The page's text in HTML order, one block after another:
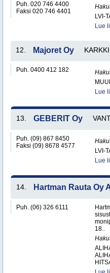
Puh. 020 746 4400
Faksi 020 746 4401
LVI-
Lue
12. Majoret Oy
Puh. 0400 412 182
Lue
13. GEBERIT Oy
Puh. (09) 867 8450
Faksi (09) 8678 4577
LVI-
Lue
14. Hartman Rauta Oy
Puh. (06) 326 6111
18..